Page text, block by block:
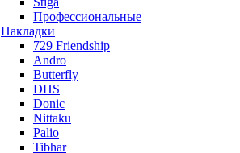
Профессиональные
Накладки
729 Friendship
Andro
Butterfly
DHS
Donic
Nittaku
Palio
Tibhar